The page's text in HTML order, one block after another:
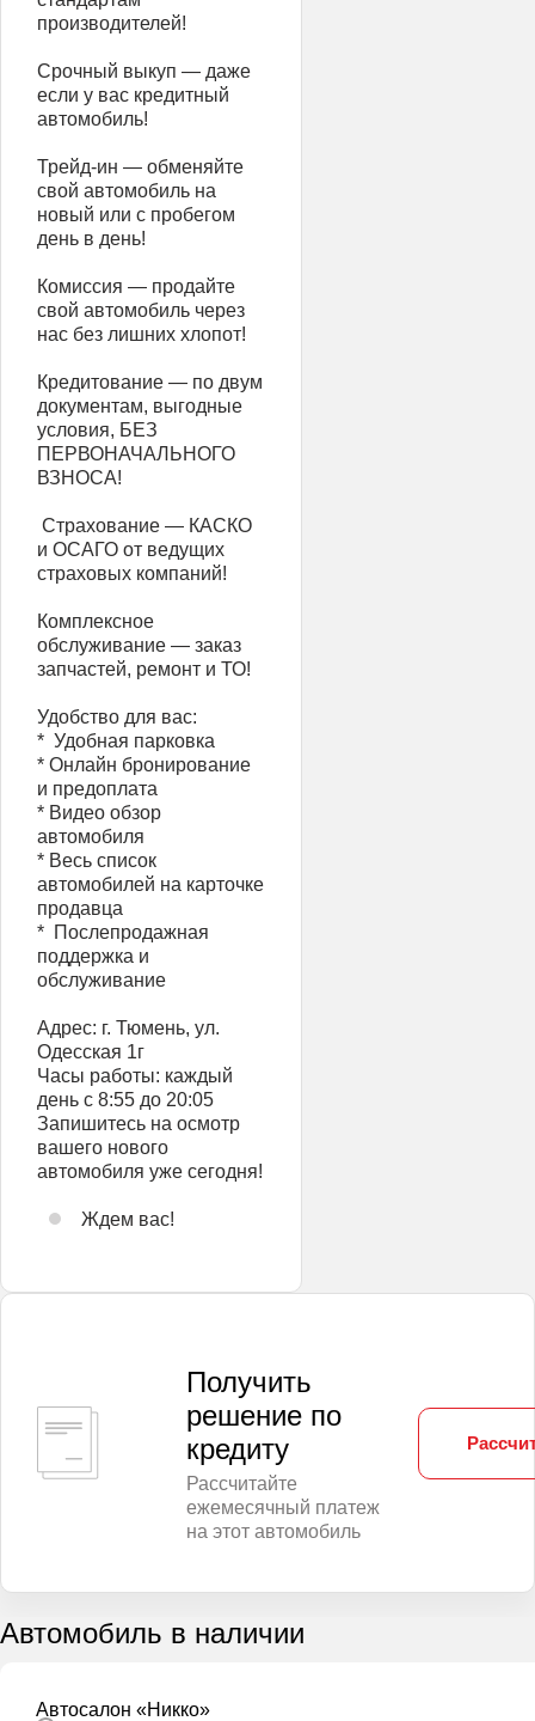
производителей!
Срочный выкуп — даже
если у вас кредитный
автомобиль!
Трейд-ин — обменяйте
свой автомобиль на
новый или с пробегом
день в день!
Комиссия — продайте
свой автомобиль через
нас без лишних хлопот!
Кредитование — по двум
документам, выгодные
условия, БЕЗ
ПЕРВОНАЧАЛЬНОГО
ВЗНОСА!
️ Страхование — КАСКО
и ОСАГО от ведущих
страховых компаний!
Комплексное
обслуживание — заказ
запчастей, ремонт и ТО!
Удобство для вас:
* ️ Удобная парковка
* Онлайн бронирование
и предоплата
* Видео обзор
автомобиля
* Весь список
автомобилей на карточке
продавца
* ️ Послепродажная
поддержка и
обслуживание
Адрес: г. Тюмень, ул.
Одесская 1г
Часы работы: каждый
день с 8:55 до 20:05
Запишитесь на осмотр
вашего нового
автомобиля уже сегодня!
Ждем вас!
Получить
решение по
кредиту
Рассчитайте
ежемесячный платеж
на этот автомобиль
Автомобиль в наличии
Автосалон «Никко»